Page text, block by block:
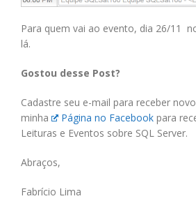
Para quem vai ao evento, dia 26/11
lá.
Gostou desse Post?
Cadastre seu e-mail para receber
minha
Página no Facebook para
Leituras e Eventos sobre SQL Server.
Abraços,
Fabrício Lima